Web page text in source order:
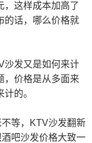
，这样成本加高了
的话，哪么价格就
沙发又是如何来计
，价格是从多面来
的。
等，KTV沙发翻新
吧沙发价格大致一